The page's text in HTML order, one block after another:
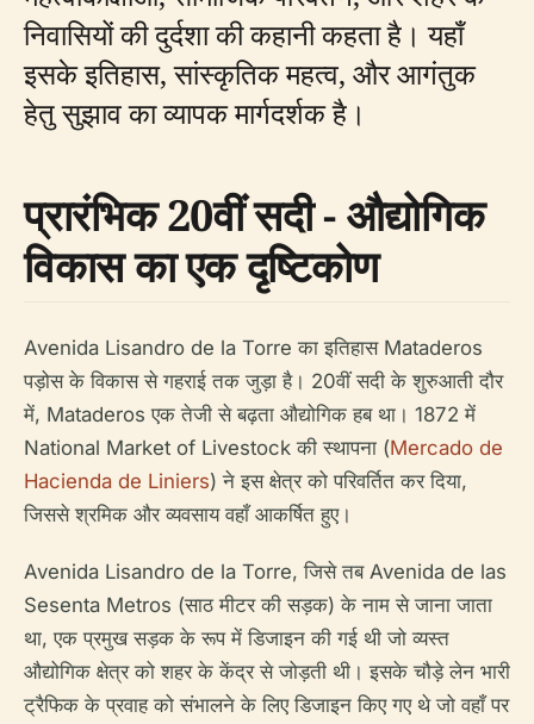
निवासियों की दुर्दशा की कहानी कहता है। यहाँ
इसके इतिहास, सांस्कृतिक महत्व, और आगंतुक
हेतु सुझाव का व्यापक मार्गदर्शक है।
प्रारंभिक 20वीं सदी - औद्योगिक
विकास का एक दृष्टिकोण
Avenida Lisandro de la Torre का इतिहास Mataderos
पड़ोस के विकास से गहराई तक जुड़ा है। 20वीं सदी के शुरुआती दौर
में, Mataderos एक तेजी से बढ़ता औद्योगिक हब था। 1872 में
National Market of Livestock की स्थापना (Mercado de
Hacienda de Liniers) ने इस क्षेत्र को परिवर्तित कर दिया,
जिससे श्रमिक और व्यवसाय वहाँ आकर्षित हुए।
Avenida Lisandro de la Torre, जिसे तब Avenida de las
Sesenta Metros (साठ मीटर की सड़क) के नाम से जाना जाता
था, एक प्रमुख सड़क के रूप में डिजाइन की गई थी जो व्यस्त
औद्योगिक क्षेत्र को शहर के केंद्र से जोड़ती थी। इसके चौड़े लेन भारी
ट्रैफिक के प्रवाह को संभालने के लिए डिजाइन किए गए थे जो वहाँ पर